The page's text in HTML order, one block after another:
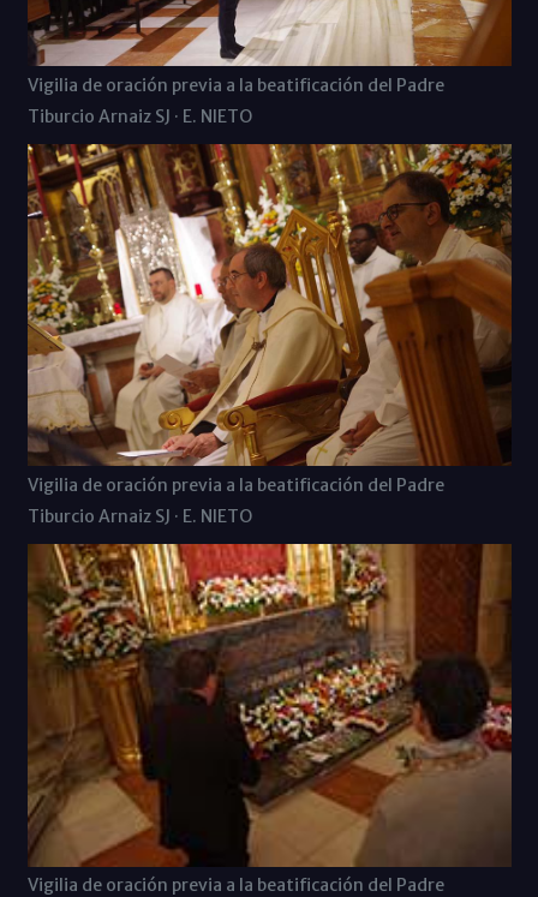
Vigilia de oración previa a la beatificación del Padre
Tiburcio Arnaiz SJ · E. NIETO
Vigilia de oración previa a la beatificación del Padre
Tiburcio Arnaiz SJ · E. NIETO
Vigilia de oración previa a la beatificación del Padre